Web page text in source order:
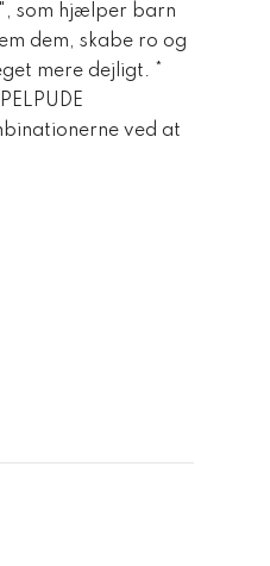
som hjælper barn
dem, skabe ro og
mere dejligt. *
ved at